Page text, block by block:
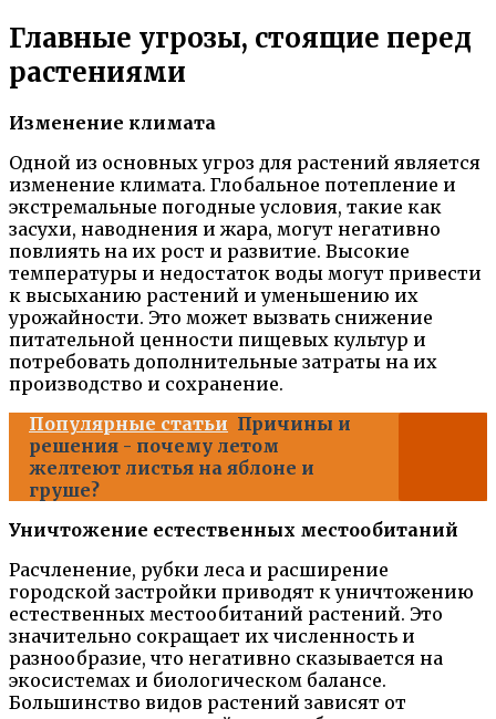
Главные угрозы, стоящие перед
растениями
Изменение климата
Одной из основных угроз для растений является
изменение климата. Глобальное потепление и
экстремальные погодные условия, такие как
засухи, наводнения и жара, могут негативно
повлиять на их рост и развитие. Высокие
температуры и недостаток воды могут привести
к высыханию растений и уменьшению их
урожайности. Это может вызвать снижение
питательной ценности пищевых культур и
потребовать дополнительные затраты на их
производство и сохранение.
Популярные статьи Причины и
решения - почему летом
желтеют листья на яблоне и
груше?
Уничтожение естественных местообитаний
Расчленение, рубки леса и расширение
городской застройки приводят к уничтожению
естественных местообитаний растений. Это
значительно сокращает их численность и
разнообразие, что негативно сказывается на
экосистемах и биологическом балансе.
Большинство видов растений зависят от